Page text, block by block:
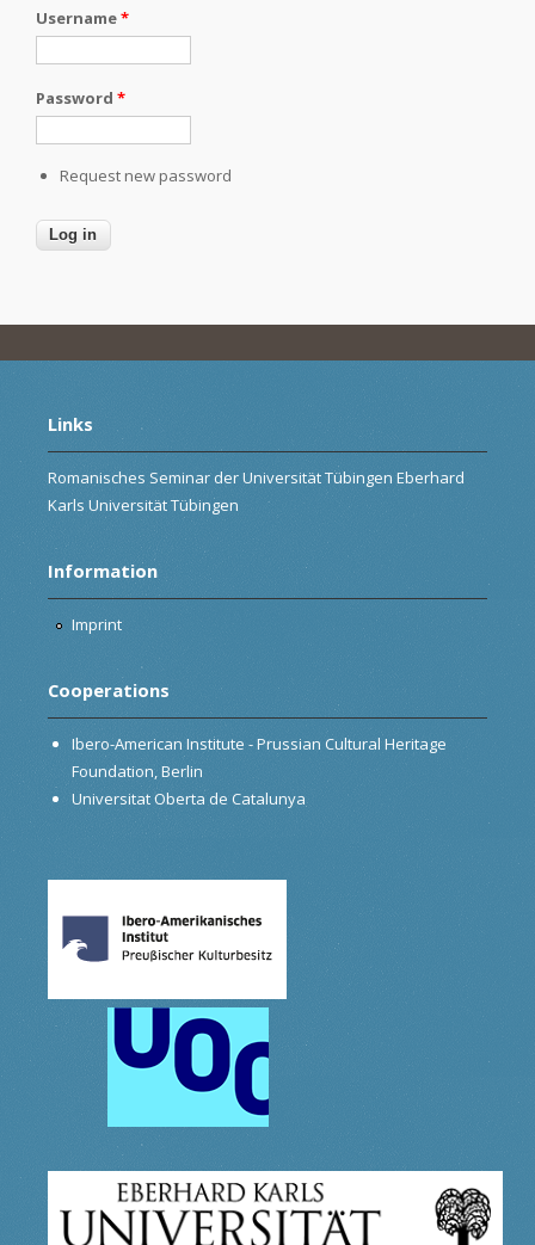
Username*
Password *
Request new password
Links
Romanisches Seminar der Universität Tübingen Eberhard
Karls Universität Tübingen
Information
Imprint
Cooperations
Ibero-American Institute - Prussian Cultural Heritage
Foundation, Berlin
Universitat Oberta de Catalunya